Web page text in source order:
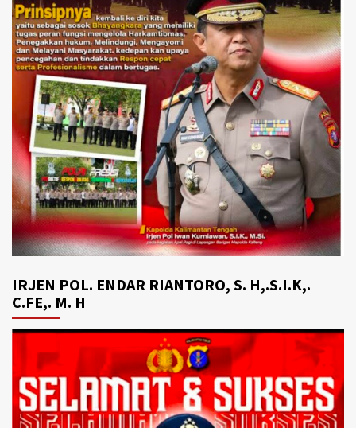
IRJEN POL. ENDAR RIANTORO, S. H,.S.I.K,.
C.FE,. M. H